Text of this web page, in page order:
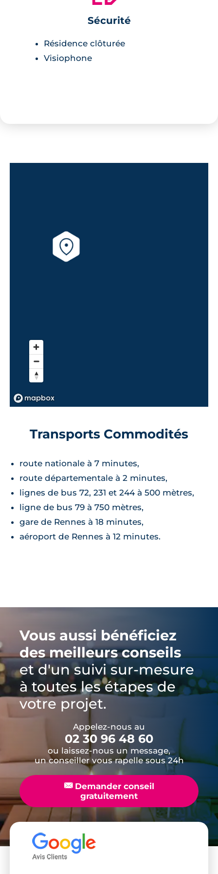
centre-ville de Pont-Péan à 1km,
espace Beausoleil à 4 minutes,
supermarché à 3 minutes,
Sécurité
Résidence clôturée
Visiophone
Transports Commodités
route nationale à 7 minutes,
route départementale à 2 minutes,
lignes de bus 72, 231 et 244 à 500 mètres,
ligne de bus 79 à 750 mètres,
gare de Rennes à 18 minutes,
aéroport de Rennes à 12 minutes.
Vous aussi bénéficiez
des meilleurs conseils
et d'un suivi sur-mesure
à toutes les étapes de
votre projet.
Appelez-nous au
02 30 96 48 60
ou laissez-nous un message,
un conseiller vous rapelle sous 24h
📧Demander conseil
gratuitement